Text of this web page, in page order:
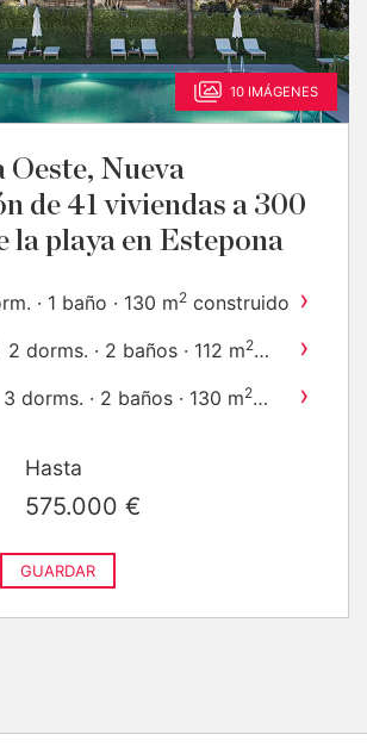
10 IMÁGENES
Oeste, Nueva
de 41 viviendas a 300
la playa en Estepona
· 1 baño · 130 m2 construido ›
2 dorms. · 2 baños · 112 m2 ›
3 dorms. · 2 baños · 130 m2 ›
Hasta
575.000 €
GUARDAR